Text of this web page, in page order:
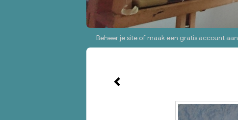
Beheer je site ofmaak een gratis account aan